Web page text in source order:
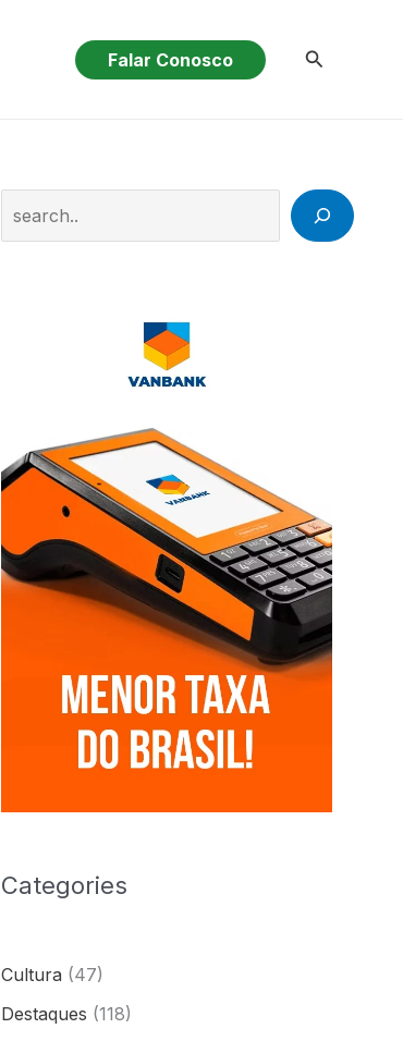
Falar Conosco Pesquisar
Categories
Cultura (47)
Destaques (118)